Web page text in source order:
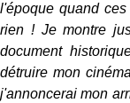
l'époque quand
rien ! Je montre
document
détruire mon
j'annoncerai mon